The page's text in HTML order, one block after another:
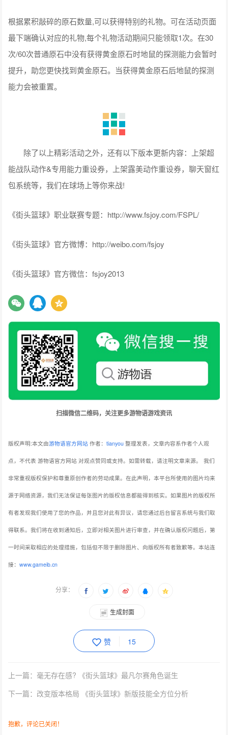
根据累积敲碎的原石数量,可以获得特别的礼物。可在活动页面
最下端确认对应的礼物,每个礼物活动期间只能领取1次。在30
次/60次普通原石中没有获得黄金原石时地鼠的探测能力会暂时
提升，助您更快找到黄金原石。当获得黄金原石后地鼠的探测
能力会被重置。
除了以上精彩活动之外，还有以下版本更新内容：上架超
能战队动作&专用能力重设券，上架露美动作重设券，聊天窗红
包系统等，我们在球场上等你来战!
《街头篮球》职业联赛专题：http://www.fsjoy.com/FSPL/
《街头篮球》官方微博：http://weibo.com/fsjoy
《街头篮球》官方微信：fsjoy2013
扫描微信二维码，关注更多游物语游戏资讯
版权声明:本文由游物语官方网站 作者：tianyou 整理发表，文章内容系作者个人观
点，不代表 游物语官方网站 对观点赞同或支持。如需转载，请注明文章来源。 我们
非常重视版权保护和尊重原创作者的劳动成果。在此声明，本平台所使用的图片均来
源于网络资源，我们无法保证每张图片的版权信息都能得到核实。如果图片的版权所
有者发现我们使用了您的作品，并且您对此有异议，请您通过后台留言系统与我们取
得联系。我们将在收到通知后，立即对相关图片进行审查，并在确认版权问题后，第
一时间采取相应的处理措施，包括但不限于删除图片、向版权所有者致歉等。本站连
接：www.gameib.cn
分享：
生成封面
赞 15
上一篇：毫无存在感? 《街头篮球》最凡尔赛角色诞生
下一篇：改变版本格局 《街头篮球》新版技能全方位分析
抱歉，评论已关闭！